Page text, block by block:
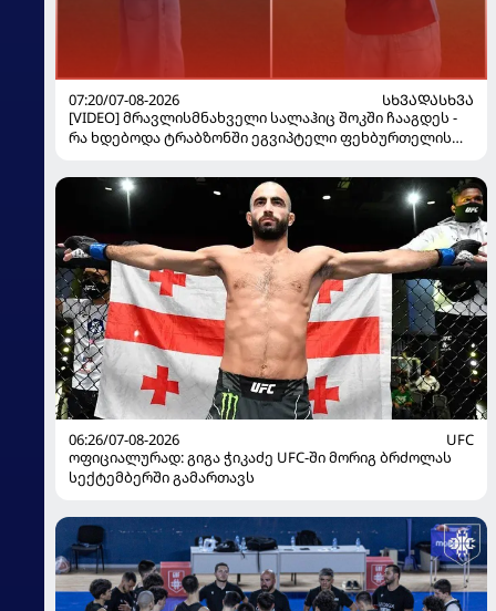
07:20/07-08-2026
ᲡᲮᲕᲐᲓᲐᲡᲮᲕᲐ
[VIDEO] მრავლისმნახველი სალაჰიც შოკში ჩააგდეს -
რა ხდებოდა ტრაბზონში ეგვიპტელი ფეხბურთელის
06:26/07-08-2026
UFC
ოფიციალურად: გიგა ჭიკაძე UFC-ში მორიგ ბრძოლას
სექტემბერში გამართავს